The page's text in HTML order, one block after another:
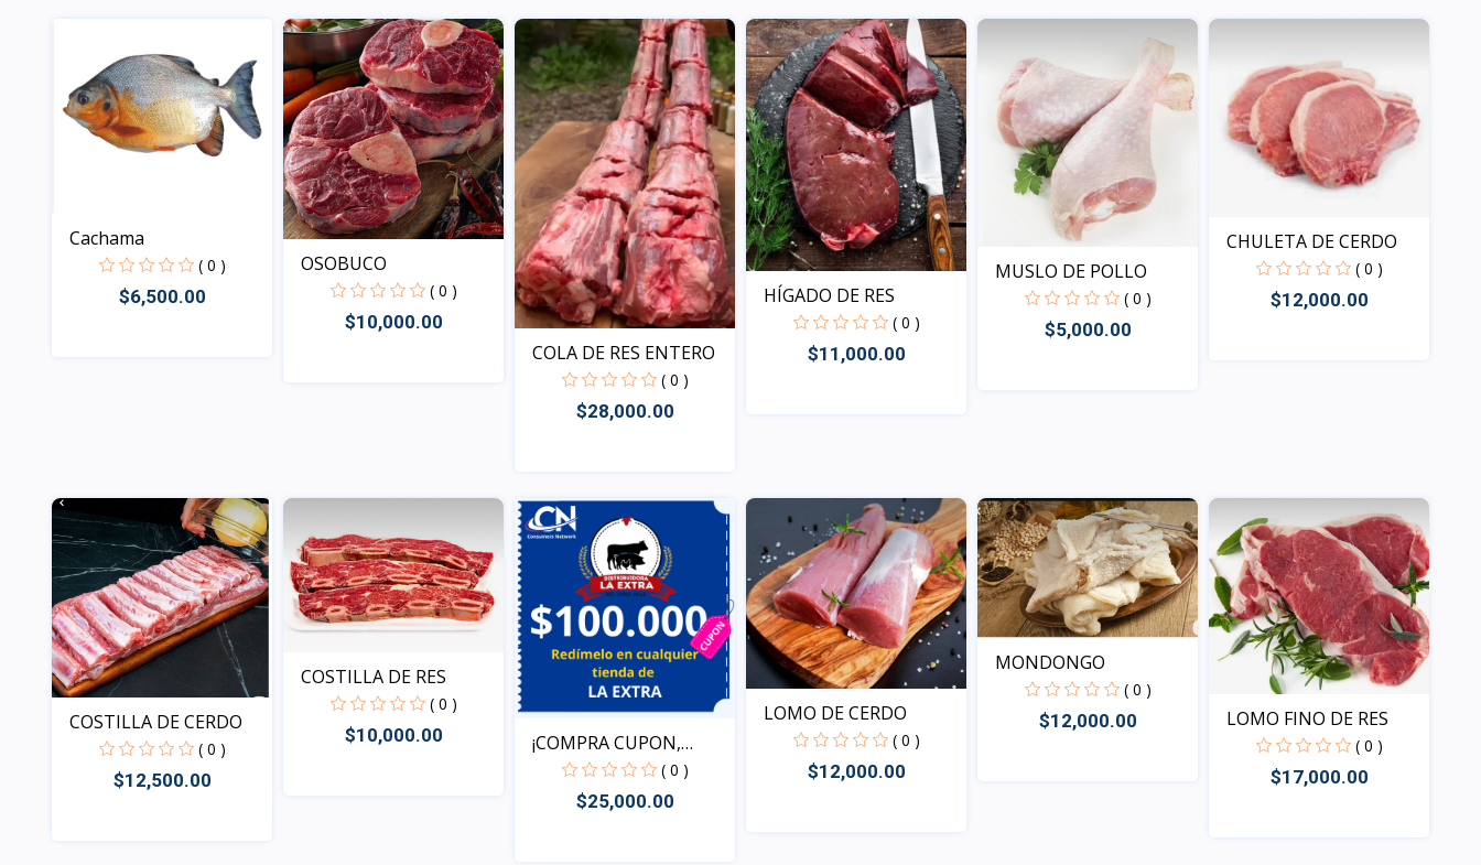
Cachama
( 0 )
$6,500.00
OSOBUCO
( 0 )
$10,000.00
COLA DE RES ENTERO
( 0 )
$28,000.00
Vista
HÍGADO DE RES
( 0 )
$11,000.00
MUSLO DE POLLO
( 0 )
$5,000.00
CHULETA DE CERDO
( 0 )
$12,000.00
COSTILLA DE CERDO
( 0 )
$12,500.00
COSTILLA DE RES
( 0 )
$10,000.00
¡COMPRA CUPON,
REDIME T...
( 0 )
$25,000.00
LOMO DE CERDO
( 0 )
$12,000.00
MONDONGO
( 0 )
$12,000.00 LOMO FINO DE RES
( 0 )
$17,000.00